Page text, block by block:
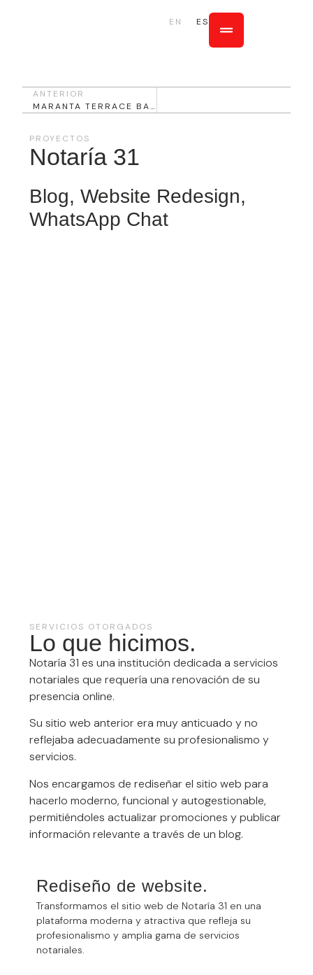
EN ES
ANTERIOR
MARANTA TERRACE BAR
PROYECTOS
Notaría 31
Blog, Website Redesign,
WhatsApp Chat
SERVICIOS OTORGADOS
Lo que hicimos.
Notaría 31 es una institución dedicada a servicios
notariales que requería una renovación de su
presencia online.
Su sitio web anterior era muy anticuado y no
reflejaba adecuadamente su profesionalismo y
servicios.
Nos encargamos de rediseñar el sitio web para
hacerlo moderno, funcional y autogestionable,
permitiéndoles actualizar promociones y publicar
información relevante a través de un blog.
Rediseño de website.
Transformamos el sitio web de Notaría 31 en una
plataforma moderna y atractiva que refleja su
profesionalismo y amplia gama de servicios
notariales.